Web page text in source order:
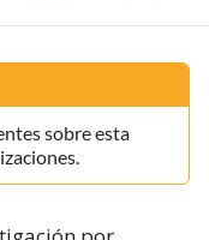
sobre esta